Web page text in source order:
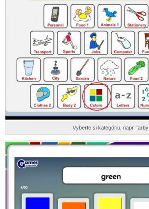
Vyberte si kategóriu, napr. farby